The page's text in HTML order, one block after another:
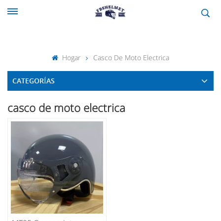
Hogar Casco De Moto Electrica
CATEGORÍAS
casco de moto electrica